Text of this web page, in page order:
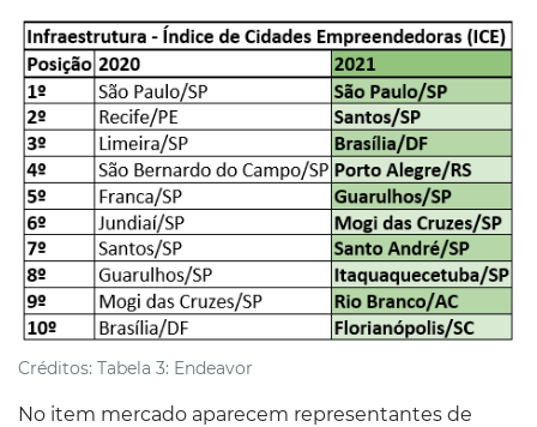
Créditos: Tabela 3: Endeavor
No item mercado aparecem representantes de